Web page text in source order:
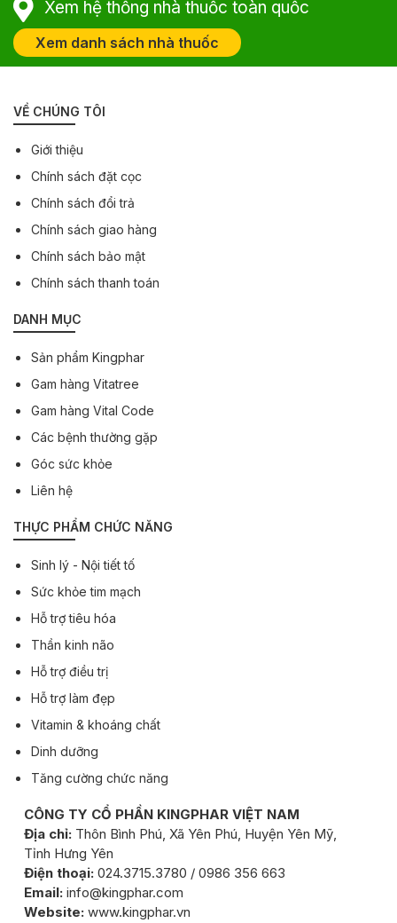
Xem hệ thống nhà thuốc toàn quốc
Xem danh sách nhà thuốc
VỀ CHÚNG TÔI
Giới thiệu
Chính sách đặt cọc
Chính sách đổi trả
Chính sách giao hàng
Chính sách bảo mật
Chính sách thanh toán
DANH MỤC
Sản phẩm Kingphar
Gam hàng Vitatree
Gam hàng Vital Code
Các bệnh thường gặp
Góc sức khỏe
Liên hệ
THỰC PHẨM CHỨC NĂNG
Sinh lý - Nội tiết tố
Sức khỏe tim mạch
Hỗ trợ tiêu hóa
Thần kinh não
Hỗ trợ điều trị
Hỗ trợ làm đẹp
Vitamin & khoáng chất
Dinh dưỡng
Tăng cường chức năng
CÔNG TY CỔ PHẦN KINGPHAR VIỆT NAM
Địa chỉ: Thôn Bình Phú, Xã Yên Phú, Huyện Yên Mỹ,
Tỉnh Hưng Yên
Điện thoại: 024.3715.3780 / 0986 356 663
Email: info@kingphar.com
Website: www.kingphar.vn